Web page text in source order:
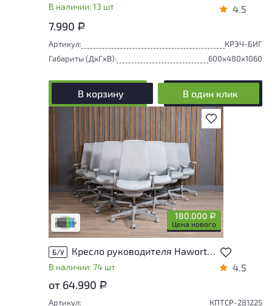
В наличии: 13 шт 4.5
7.990 Р
Артикул:
КРЭЧ-БИГ
Габариты (ДxГxВ):
600x480x1060
В корзину В один клик
В избранное
180.000 Р
Цена нового
Товар представлен с низкими степенями
износа. От состояния, приближенного к
новому, до незначительных следов
эксплуатации. Подробнее об износе в
разделе характеристики.
Низкая степень износа
Б/У
В наличии: 74 шт 4.5
от 64.990 Р
Артикул:
КПТСР-281225